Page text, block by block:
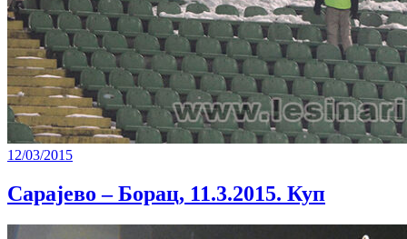
12/03/2015
Сарајево – Борац, 11.3.2015. Куп